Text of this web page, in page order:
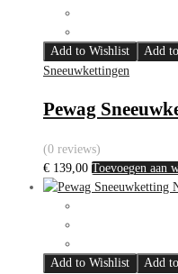
Add to Wishlist
Add
Sneeuwkettingen
Pewag
(0 reviews)
€ 139,00 Toevoegen aan
Add to Wishlist
Add